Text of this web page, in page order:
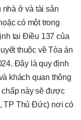
ở và tài sản
có một trong
tại Điều 137 của
thuộc về Tòa án
Đây là quy định
khách quan thông
chấp này sẽ được
TP Thủ Đức) nơi có